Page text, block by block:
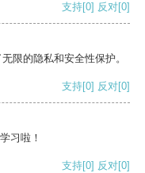
支持[0] 反对[0]
限的隐私和安全性保护。
支持[0] 反对[0]
习啦！
支持[0] 反对[0]